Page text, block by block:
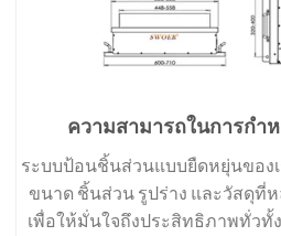
ความสามารถในการกำ
ระบบป้อนชิ้นส่วนแบบยืดหยุ่นของ
ขนาด ชิ้นส่วน รูปร่าง และวัสดุที่
เพื่อให้มั่นใจถึงประสิทธิภาพทั่วทั้